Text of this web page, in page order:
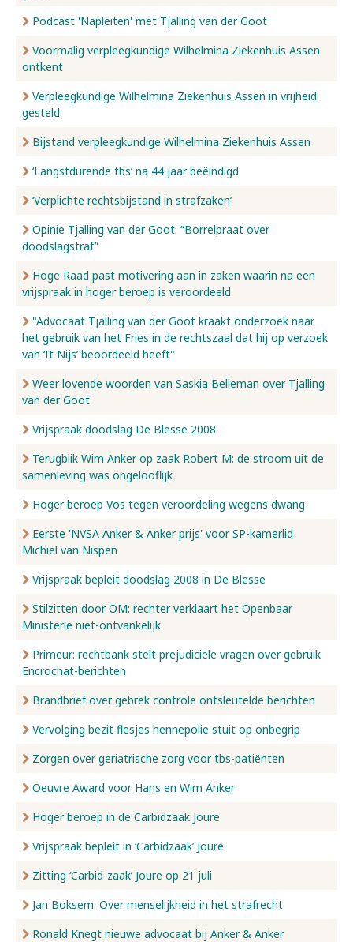
Podcast 'Napleiten' met Tjalling van der Goot
Voormalig verpleegkundige Wilhelmina Ziekenhuis Assen
ontkent
Verpleegkundige Wilhelmina Ziekenhuis Assen in vrijheid
gesteld
Bijstand verpleegkundige Wilhelmina Ziekenhuis Assen
‘Langstdurende tbs’ na 44 jaar beëindigd
‘Verplichte rechtsbijstand in strafzaken’
Opinie Tjalling van der Goot: “Borrelpraat over
doodslagstraf”
Hoge Raad past motivering aan in zaken waarin na een
vrijspraak in hoger beroep is veroordeeld
"Advocaat Tjalling van der Goot kraakt onderzoek naar
het gebruik van het Fries in de rechtszaal dat hij op verzoek
van ‘It Nijs’ beoordeeld heeft"
Weer lovende woorden van Saskia Belleman over Tjalling
van der Goot
Vrijspraak doodslag De Blesse 2008
Terugblik Wim Anker op zaak Robert M: de stroom uit de
samenleving was ongelooflijk
Hoger beroep Vos tegen veroordeling wegens dwang
Eerste 'NVSA Anker & Anker prijs' voor SP-kamerlid
Michiel van Nispen
Vrijspraak bepleit doodslag 2008 in De Blesse
Stilzitten door OM: rechter verklaart het Openbaar
Ministerie niet-ontvankelijk
Primeur: rechtbank stelt prejudiciële vragen over gebruik
Encrochat-berichten
Brandbrief over gebrek controle ontsleutelde berichten
Vervolging bezit flesjes hennepolie stuit op onbegrip
Zorgen over geriatrische zorg voor tbs-patiënten
Oeuvre Award voor Hans en Wim Anker
Hoger beroep in de Carbidzaak Joure
Vrijspraak bepleit in ‘Carbidzaak’ Joure
Zitting ‘Carbid-zaak’ Joure op 21 juli
Jan Boksem. Over menselijkheid in het strafrecht
Ronald Knegt nieuwe advocaat bij Anker & Anker